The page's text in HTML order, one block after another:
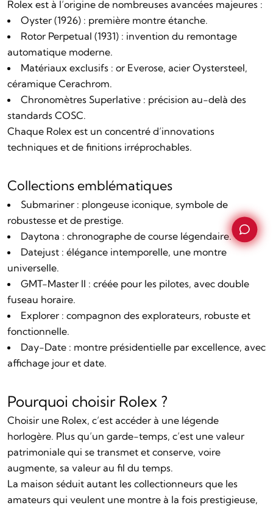
Rolex est à l’origine de nombreuses avancées majeures :
Oyster (1926) : première montre étanche.
Rotor Perpetual (1931) : invention du remontage
automatique moderne.
Matériaux exclusifs : or Everose, acier Oystersteel,
céramique Cerachrom.
Chronomètres Superlative : précision au-delà des
standards COSC.
Chaque Rolex est un concentré d’innovations
techniques et de finitions irréprochables.
Collections emblématiques
Submariner : plongeuse iconique, symbole de
robustesse et de prestige.
Daytona : chronographe de course légendaire.
Datejust : élégance intemporelle, une montre
universelle.
GMT-Master II : créée pour les pilotes, avec double
fuseau horaire.
Explorer : compagnon des explorateurs, robuste et
fonctionnelle.
Day-Date : montre présidentielle par excellence, avec
affichage jour et date.
Pourquoi choisir Rolex ?
Choisir une Rolex, c’est accéder à une légende
horlogère. Plus qu’un garde-temps, c’est une valeur
patrimoniale qui se transmet et conserve, voire
augmente, sa valeur au fil du temps.
La maison séduit autant les collectionneurs que les
amateurs qui veulent une montre à la fois prestigieuse,